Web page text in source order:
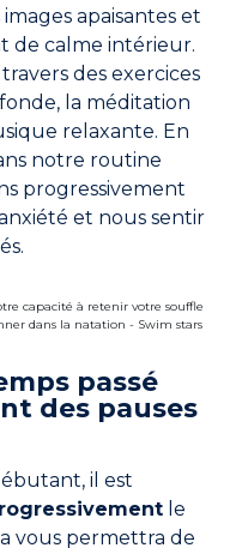
apaisantes et
de calme intérieur.
des exercices
la méditation
relaxante. En
notre routine
progressivement
et nous sentir
passé
des pauses
il est
le
vous permettra de